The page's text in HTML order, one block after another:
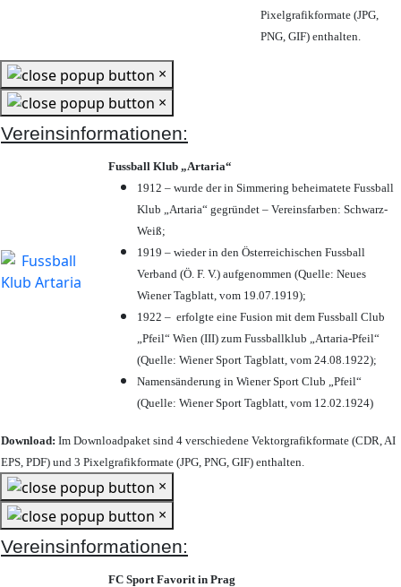
Pixelgrafikformate (JPG,
PNG, GIF) enthalten.
×
×
Vereinsinformationen:
Fussball Klub „Artaria“
1912 – wurde der in Simmering beheimatete Fussball
Klub „Artaria“ gegründet – Vereinsfarben: Schwarz-
Weiß;
1919 – wieder in den Österreichischen Fussball
Verband (Ö. F. V.) aufgenommen (Quelle: Neues
Wiener Tagblatt, vom 19.07.1919);
1922 – erfolgte eine Fusion mit dem Fussball Club
„Pfeil“ Wien (III) zum Fussballklub „Artaria-Pfeil“
(Quelle: Wiener Sport Tagblatt, vom 24.08.1922);
Namensänderung in Wiener Sport Club „Pfeil“
(Quelle: Wiener Sport Tagblatt, vom 12.02.1924)
Download: Im Downloadpaket sind 4 verschiedene Vektorgrafikformate (CDR, AI
EPS, PDF) und 3 Pixelgrafikformate (JPG, PNG, GIF) enthalten.
×
×
Vereinsinformationen:
FC Sport Favorit in Prag